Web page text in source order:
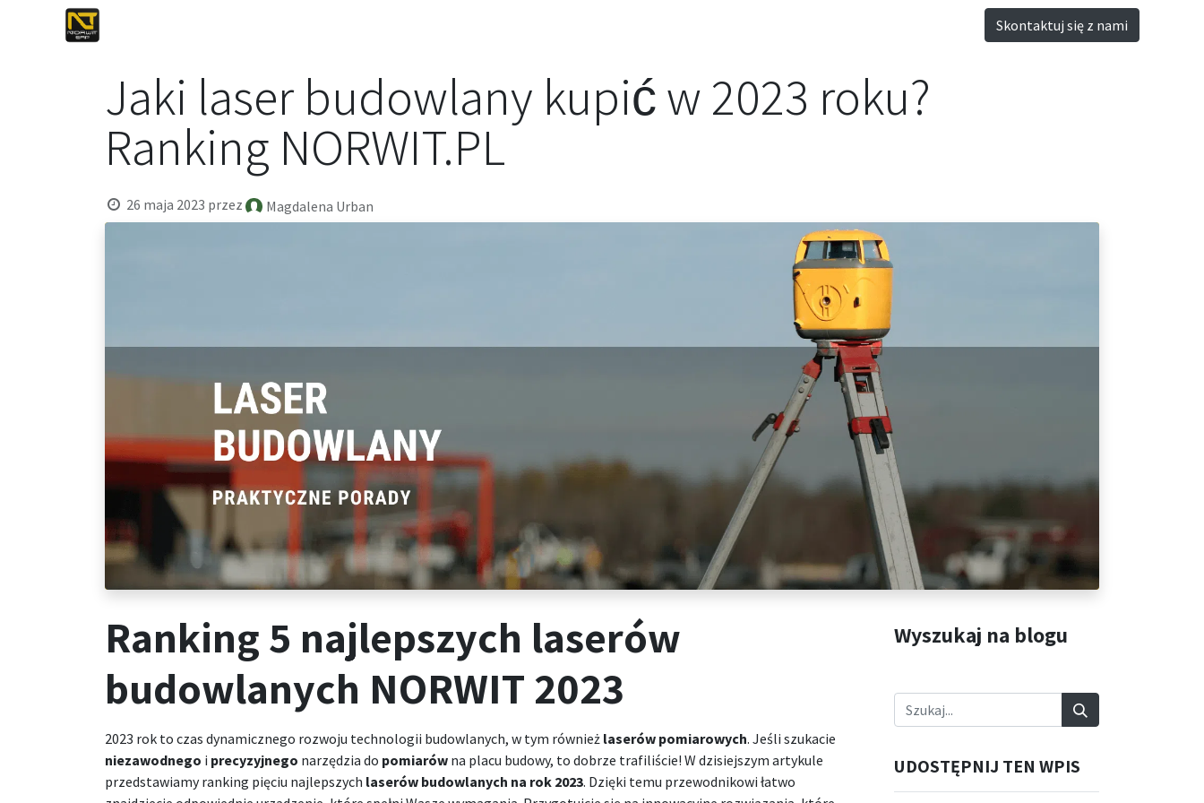
Skontaktuj się z nami
Jaki laser budowlany kupić w 2023 roku?
Ranking NORWIT.PL
26 maja 2023 przez Magdalena Urban
Ranking 5 najlepszych laserów
budowlanych NORWIT 2023
2023 rok to czas dynamicznego rozwoju technologii budowlanych, w tym również laserów pomiarowych. Jeśli szukacie
niezawodnego i precyzyjnego narzędzia do pomiarów na placu budowy, to dobrze trafiliście! W dzisiejszym artykule
przedstawiamy ranking pięciu najlepszych laserów budowlanych na rok 2023. Dzięki temu przewodnikowi łatwo
Wyszukaj na blogu
UDOSTĘPNIJ TEN WPIS